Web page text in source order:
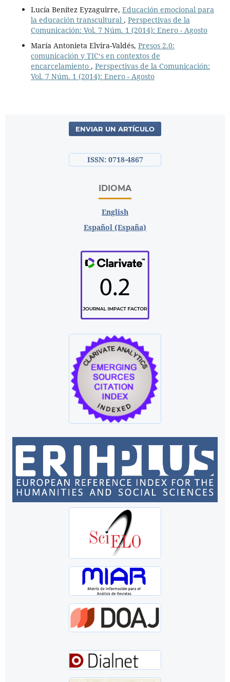
Lucía Benítez Eyzaguirre, Educación emocional para
la educación transcultural , Perspectivas de la
Comunicación: Vol. 7 Núm. 1 (2014): Enero - Agosto
María Antonieta Elvira-Valdés, Presos 2.0:
comunicación y TIC‘s en contextos de
encarcelamiento , Perspectivas de la Comunicación:
Vol. 7 Núm. 1 (2014): Enero - Agosto
ENVIAR UN ARTÍCULO
ISSN: 0718-4867
IDIOMA
English
Español (España)